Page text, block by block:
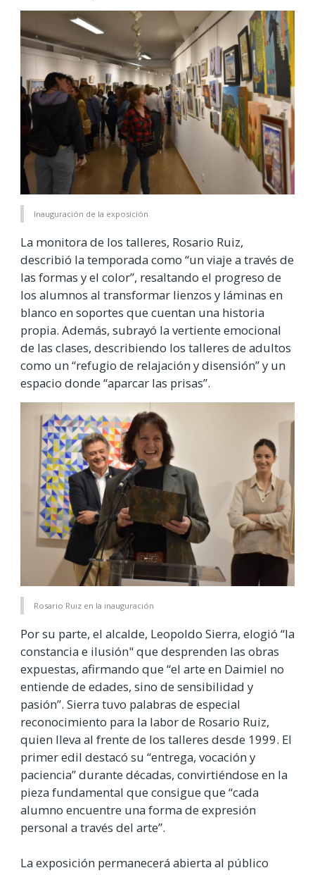
Inauguración de la exposición
La monitora de los talleres, Rosario Ruiz,
describió la temporada como “un viaje a través de
las formas y el color”, resaltando el progreso de
los alumnos al transformar lienzos y láminas en
blanco en soportes que cuentan una historia
propia. Además, subrayó la vertiente emocional
de las clases, describiendo los talleres de adultos
como un “refugio de relajación y disensión” y un
espacio donde “aparcar las prisas”.
Rosario Ruiz en la inauguración
Por su parte, el alcalde, Leopoldo Sierra, elogió “la
constancia e ilusión" que desprenden las obras
expuestas, afirmando que “el arte en Daimiel no
entiende de edades, sino de sensibilidad y
pasión”. Sierra tuvo palabras de especial
reconocimiento para la labor de Rosario Ruiz,
quien lleva al frente de los talleres desde 1999. El
primer edil destacó su “entrega, vocación y
paciencia” durante décadas, convirtiéndose en la
pieza fundamental que consigue que “cada
alumno encuentre una forma de expresión
personal a través del arte”.
La exposición permanecerá abierta al público